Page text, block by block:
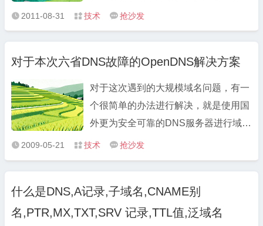
者网站空间，有些人不晓得其中还有
DNS服务。请看“如何使用godaddy免
godaddyDNS服务，值得推荐。 2、
DNSPARK（www.dnspark.net）
DNSPARK成立于2002 ...
 2011-08-31  技术  抢沙发
对于本次六省DNS故障的OpenDNS解决方案
对于这次遇到的大规模域名问题，有一
个很简单的办法进行解决，就是使用国
外更为安全可靠的DNS服务器进行域名
解析，可以避免被本地电信或网通进行
域名劫持。 我推荐大家使用
OpenDNS是一个提供免费DNS服务的
网站，口号是更安全、更快速、更智
 2009-05-21  技术  抢沙发
什么是DNS,A记录,子域名,CNAME别
名,PTR,MX,TXT,SRV 记录,TTL值,泛域名